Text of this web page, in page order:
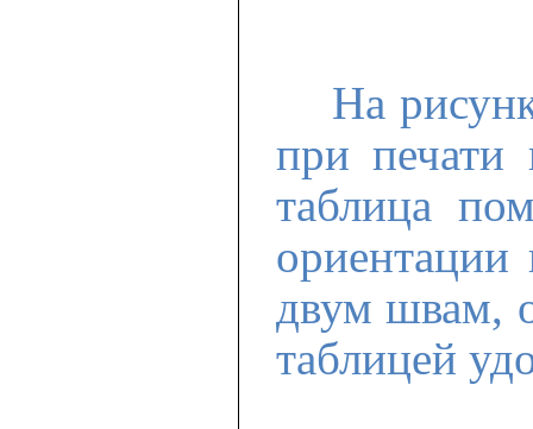
На
при печати
таблица
двум швам,
таблицей